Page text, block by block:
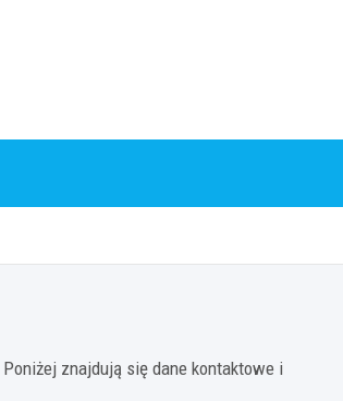
znajdują się dane kontaktowe i